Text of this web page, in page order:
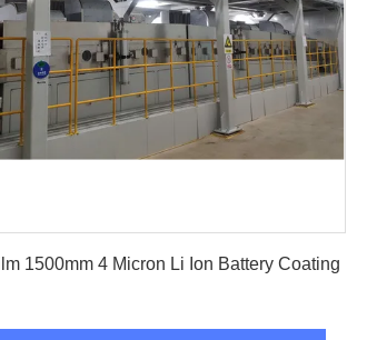
1500mm 4 Micron Li Ion Battery Coating